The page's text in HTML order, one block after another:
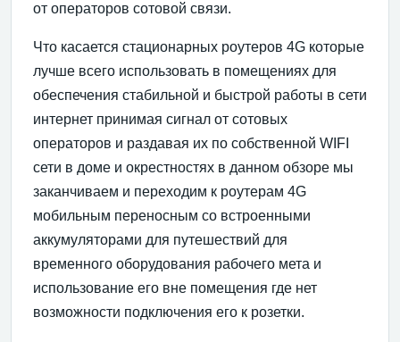
от операторов сотовой связи.
Что касается стационарных роутеров 4G которые
лучше всего использовать в помещениях для
обеспечения стабильной и быстрой работы в сети
интернет принимая сигнал от сотовых
операторов и раздавая их по собственной WIFI
сети в доме и окрестностях в данном обзоре мы
заканчиваем и переходим к роутерам 4G
мобильным переносным со встроенными
аккумуляторами для путешествий для
временного оборудования рабочего мета и
использование его вне помещения где нет
возможности подключения его к розетки.